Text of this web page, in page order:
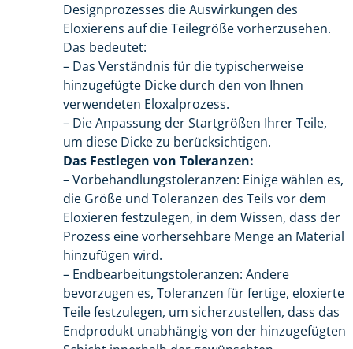
Designprozesses die Auswirkungen des
Eloxierens auf die Teilegröße vorherzusehen.
Das bedeutet:
– Das Verständnis für die typischerweise
hinzugefügte Dicke durch den von Ihnen
verwendeten Eloxalprozess.
– Die Anpassung der Startgrößen Ihrer Teile,
um diese Dicke zu berücksichtigen.
Das Festlegen von Toleranzen:
– Vorbehandlungstoleranzen: Einige wählen es,
die Größe und Toleranzen des Teils vor dem
Eloxieren festzulegen, in dem Wissen, dass der
Prozess eine vorhersehbare Menge an Material
hinzufügen wird.
– Endbearbeitungstoleranzen: Andere
bevorzugen es, Toleranzen für fertige, eloxierte
Teile festzulegen, um sicherzustellen, dass das
Endprodukt unabhängig von der hinzugefügten